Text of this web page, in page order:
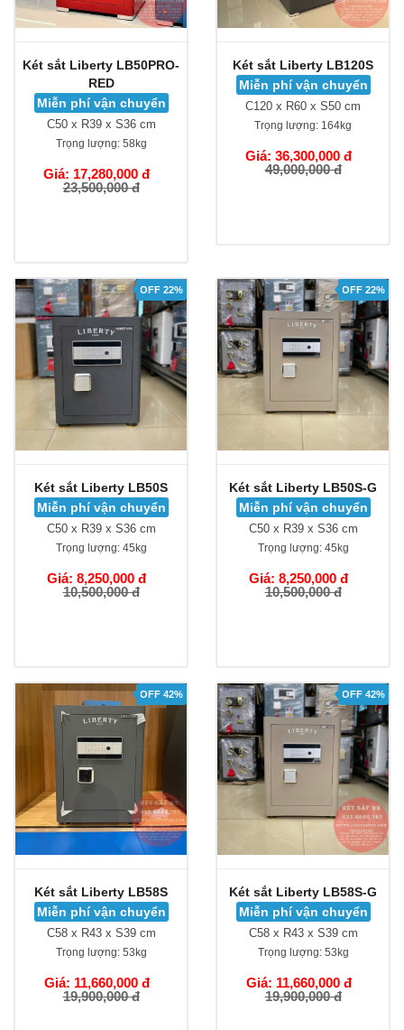
Két sắt Liberty LB50PRO-
RED
Miễn phí vận chuyển
C50 x R39 x S36 cm
Trọng lượng:58kg
Giá: 17,280,000 đ
23,500,000 đ
Két sắt Liberty LB120S
Miễn phí vận chuyển
C120 x R60 x S50 cm
Trọng lượng: 164kg
Giá: 36,300,000 đ
49,000,000 đ
OFF 22%
Két sắt Liberty LB50S
Miễn phí vận chuyển
C50 x R39 x S36 cm
Trọng lượng:45kg
Giá: 8,250,000 đ
10,500,000 đ
OFF 22%
Két sắt Liberty LB50S-G
Miễn phí vận chuyển
C50 x R39 x S36 cm
Trọng lượng:45kg
Giá: 8,250,000 đ
10,500,000 đ
OFF 42%
Két sắt Liberty LB58S
Miễn phí vận chuyển
C58 x R43 x S39 cm
Trọng lượng:53kg
Giá: 11,660,000 đ
19,900,000 đ
OFF 42%
Két sắt Liberty LB58S-G
Miễn phí vận chuyển
C58 x R43 x S39 cm
Trọng lượng:53kg
Giá: 11,660,000 đ
19,900,000 đ